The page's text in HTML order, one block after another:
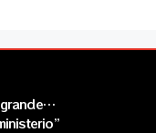
grande…